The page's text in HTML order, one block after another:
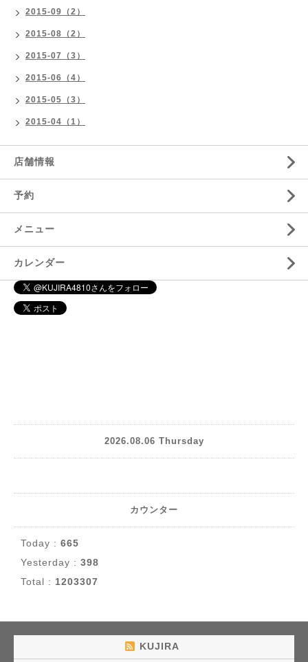
2015-09（2）
2015-08（2）
2015-07（3）
2015-06（4）
2015-05（3）
2015-04（1）
店舗情報
予約
メニュー
カレンダー
2026.08.06 Thursday
カウンター
Today : 665
Yesterday : 398
Total : 1203307
KUJIRA